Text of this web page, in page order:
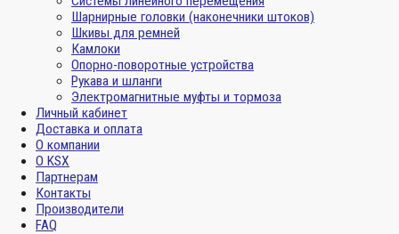
Шарнирные головки (наконечники штоков)
Шкивы для ремней
Камлоки
Опорно-поворотные устройства
Рукава и шланги
Электромагнитные муфты и тормоза
Личный кабинет
Доставка и оплата
О компании
О KSX
Партнерам
Контакты
Производители
FAQ